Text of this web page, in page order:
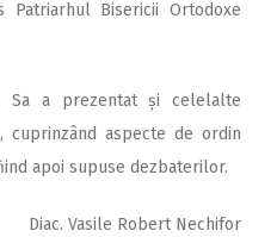
Patriarhul Bisericii Ortodoxe
Sa a prezentat și celelalte
aspecte de ordin
apoi supuse dezbaterilor.
Diac. Vasile Robert Nechifor